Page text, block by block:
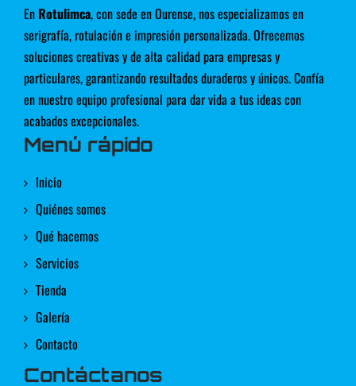
En Rotulimca, con sede en Ourense, nos especializamos en
serigrafía, rotulación e impresión personalizada. Ofrecemos
soluciones creativas y de alta calidad para empresas y
particulares, garantizando resultados duraderos y únicos. Confía
en nuestro equipo profesional para dar vida a tus ideas con
acabados excepcionales.
Menú rápido
Inicio
Quiénes somos
Qué hacemos
Servicios
Tienda
Galería
Contacto
Contáctanos